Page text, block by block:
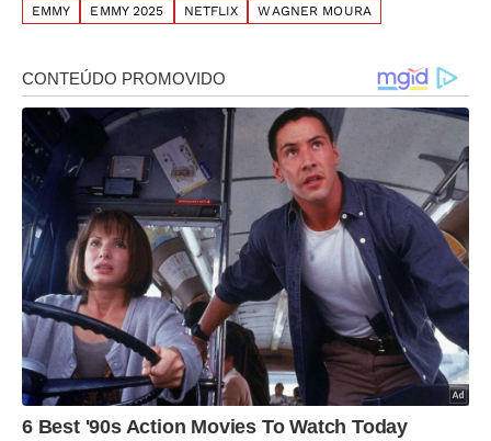
EMMY EMMY 2025 NETFLIX WAGNER MOURA